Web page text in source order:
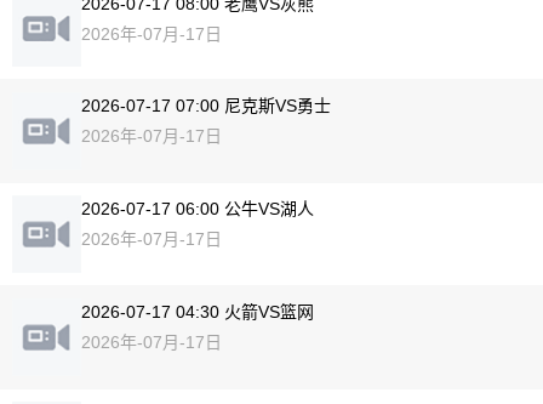
2026年-07月-17日
2026-07-17 07:00 尼克斯VS勇士
2026年-07月-17日
2026-07-17 06:00 公牛VS湖人
2026年-07月-17日
2026-07-17 04:30 火箭VS篮网
2026年-07月-17日